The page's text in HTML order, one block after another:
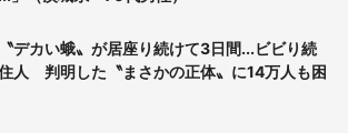
デカい蛾〟が居座り続けて3日間...ビビり続
人 判明した〝まさかの正体〟に14万人も困